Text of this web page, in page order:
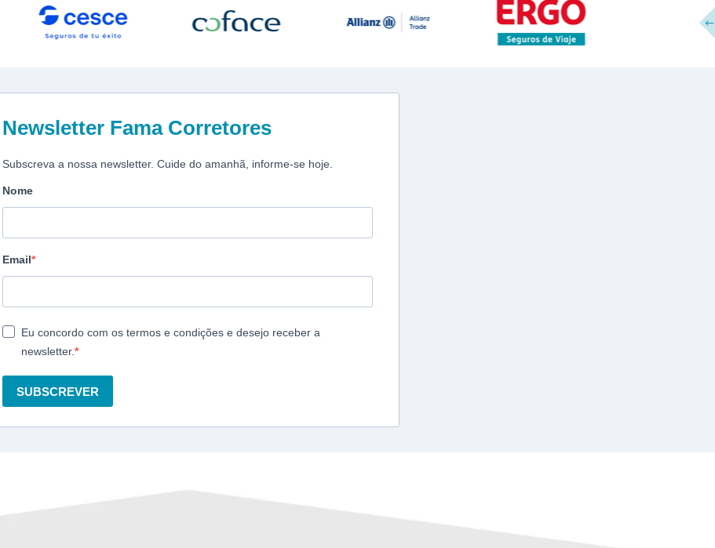
Newsletter Fama Corretores
Subscreva a nossa newsletter. Cuide do amanhã, informe-se hoje.
Nome
Email
Eu concordo com os termos e condições e desejo receber a
newsletter.
SUBSCREVER